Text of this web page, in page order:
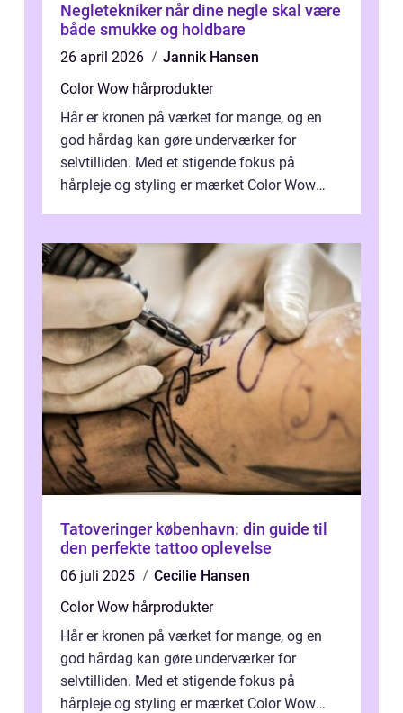
Negletekniker når dine negle skal være
både smukke og holdbare
26 april 2026
Jannik Hansen
Color Wow hårprodukter
Hår er kronen på værket for mange, og en
god hårdag kan gøre underværker for
selvtilliden. Med et stigende fokus på
hårpleje og styling er mærket Color Wow
Tatoveringer københavn: din guide til
den perfekte tattoo oplevelse
06 juli 2025
Cecilie Hansen
Color Wow hårprodukter
Hår er kronen på værket for mange, og en
god hårdag kan gøre underværker for
selvtilliden. Med et stigende fokus på
hårpleje og styling er mærket Color Wow